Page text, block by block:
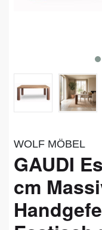
WOLF MÖBEL
GAUDI
cm